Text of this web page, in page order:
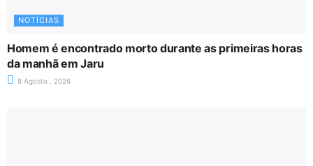
NOTÍCIAS
Homem é encontrado morto durante as primeiras horas
da manhã em Jaru
8 Agosto , 2026